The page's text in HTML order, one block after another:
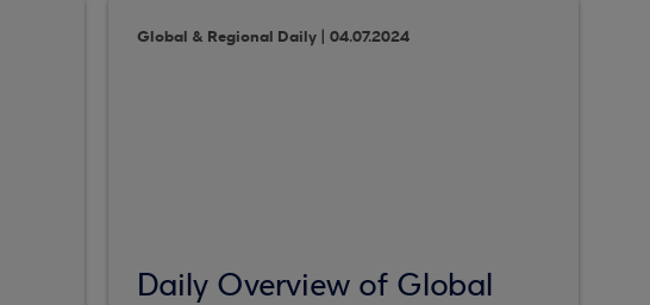
Global & Regional Daily | 04.07.2024
Daily Overview of Global